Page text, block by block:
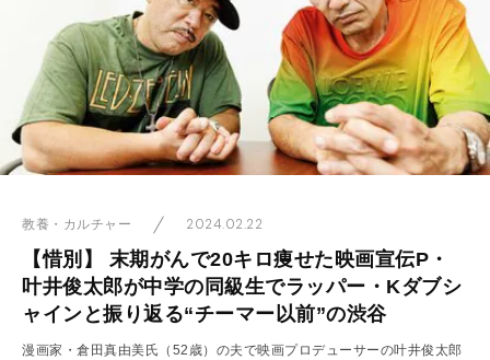
教養・カルチャー 2024.02.22
【惜別】 末期がんで20キロ痩せた映画宣伝P・
叶井俊太郎が中学の同級生でラッパー・Kダブシ
ャインと振り返る“チーマー以前”の渋谷
漫画家・倉田真由美氏（52歳）の夫で映画プロデューサーの叶井俊太郎